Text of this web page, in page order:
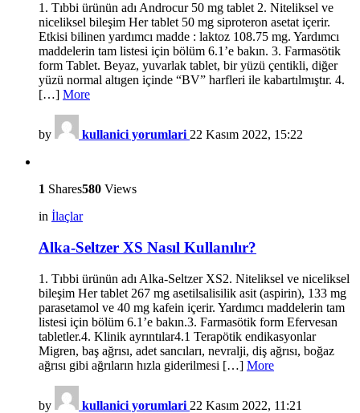
1. Tıbbi ürünün adı Androcur 50 mg tablet 2. Niteliksel ve
niceliksel bileşim Her tablet 50 mg siproteron asetat içerir.
Etkisi bilinen yardımcı madde : laktoz 108.75 mg. Yardımcı
maddelerin tam listesi için bölüm 6.1’e bakın. 3. Farmasötik
form Tablet. Beyaz, yuvarlak tablet, bir yüzü çentikli, diğer
yüzü normal altıgen içinde “BV” harfleri ile kabartılmıştır. 4.
[…] More
by kullanici yorumlari 22 Kasım 2022, 15:22
1 Shares580 Views
in İlaçlar
Alka-Seltzer XS Nasıl Kullanılır?
1. Tıbbi ürünün adı Alka-Seltzer XS2. Niteliksel ve niceliksel
bileşim Her tablet 267 mg asetilsalisilik asit (aspirin), 133 mg
parasetamol ve 40 mg kafein içerir. Yardımcı maddelerin tam
listesi için bölüm 6.1’e bakın.3. Farmasötik form Efervesan
tabletler.4. Klinik ayrıntılar4.1 Terapötik endikasyonlar
Migren, baş ağrısı, adet sancıları, nevralji, diş ağrısı, boğaz
ağrısı gibi ağrıların hızla giderilmesi […] More
by kullanici yorumlari 22 Kasım 2022, 11:21